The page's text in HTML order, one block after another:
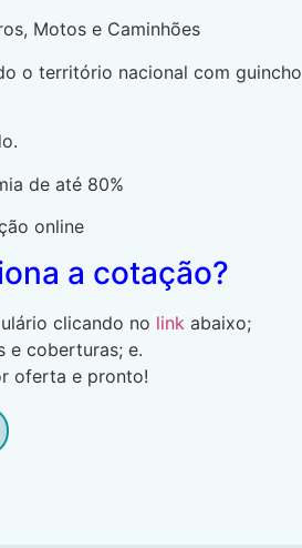
Motos e Caminhões
o território nacional com guincho
de até 80%
online
a cotação?
clicando no link abaixo;
e coberturas; e.
oferta e pronto!